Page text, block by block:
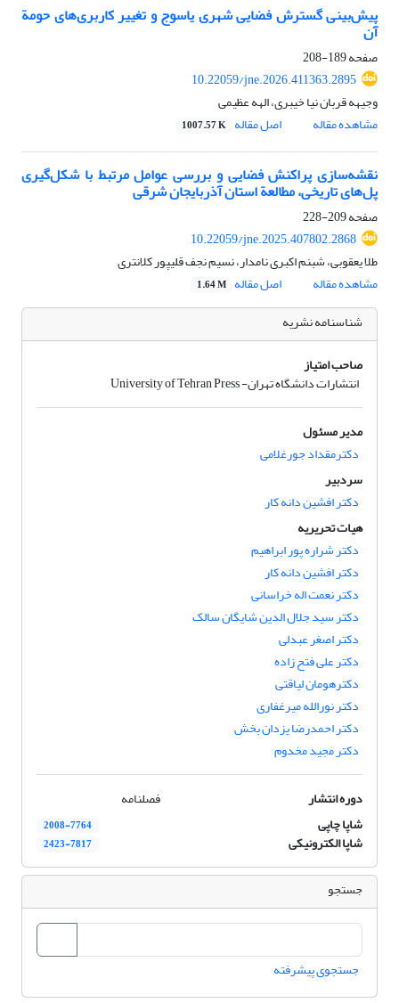
پیش‌بینی گسترش فضایی شهری یاسوج و تغییر کاربری‌های حومة
آن
صفحه189-208
10.22059/jne.2026.411363.2895
وجیهه قربان نیا خیبری، الهه عظیمی
مشاهده مقاله
اصل مقاله 1007.57 K
نقشه‌سازی پراکنش فضایی و بررسی عوامل مرتبط با شکل‌گیری
پل‌های تاریخی، مطالعة استان آذربایجان شرقی
صفحه209-228
10.22059/jne.2025.407802.2868
طلا یعقوبی، شبنم اکبری نامدار، نسیم نجف قلیپور کلانتری
مشاهده مقاله
اصل مقاله 1.64 M
شناسنامه نشریه
صاحب امتیاز
انتشارات دانشگاه تهران- University of Tehran Press
مدیر مسئول
دکترمقداد جورغلامی
سردبیر
دکتر افشین دانه کار
هیات تحریریه
دکتر شراره پور ابراهیم
دکتر افشین دانه کار
دکتر نعمت اله خراسانی
دکتر سید جلال الدین شایگان سالک
دکتر اصغر عبدلی
دکتر علی فتح‌ زاده
دکترهومان لیاقتی
دکتر نورالله میرغفاری
دکتر احمدرضا یزدان بخش
دکتر مجید مخدوم
دوره انتشار
فصلنامه
شاپا چاپی
2008-7764
شاپا الکترونیکی 2423-7817
جستجو
جستجوی پیشرفته